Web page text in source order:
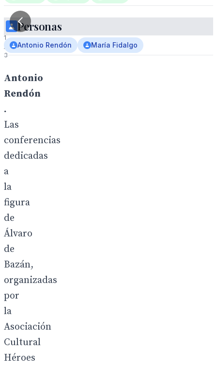
1
/
3
Antonio
Rendón
.
Las
conferencias
dedicadas
a
la
figura
de
Álvaro
de
Bazán,
organizadas
por
la
Asociación
Cultural
Héroes
Personas
Antonio Rendón María Fidalgo